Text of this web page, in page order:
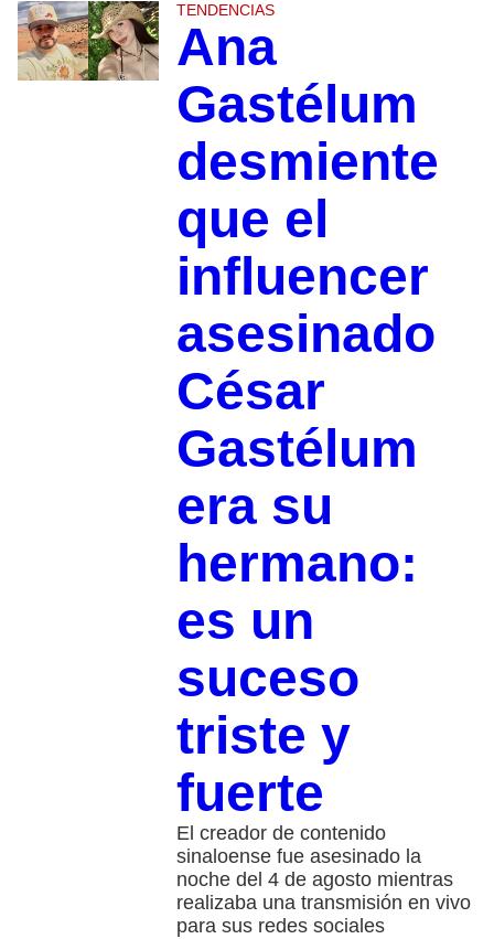
TENDENCIAS
Ana
Gastélum
desmiente
que el
influencer
asesinado
César
Gastélum
era su
hermano:
es un
suceso
triste y
fuerte
El creador de contenido
sinaloense fue asesinado la
noche del 4 de agosto mientras
realizaba una transmisión en vivo
para sus redes sociales